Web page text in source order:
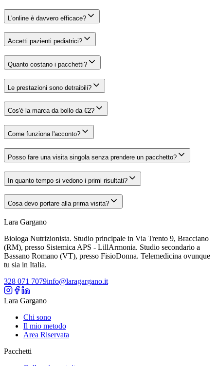
L'online è davvero efficace?
Accetti pazienti pediatrici?
Quanto costano i pacchetti?
Le prestazioni sono detraibili?
Cos'è la marca da bollo da €2?
Come funziona l'acconto?
Posso fare una visita singola senza prendere un pacchetto?
In quanto tempo si vedono i primi risultati?
Cosa devo portare alla prima visita?
Lara Gargano
Biologa Nutrizionista. Studio principale in Via Trento 9, Bracciano
(RM), presso Sistemica APS - LillArmonia. Studio secondario a
Bassano Romano (VT), presso FisioDonna. Telemedicina ovunque
tu sia in Italia.
328 071 7079info@laragargano.it
Lara Gargano
Chi sono
Il mio metodo
Area Riservata
Pacchetti